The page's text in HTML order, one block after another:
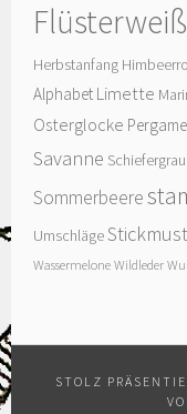
Flüsterweiß
Herbstanfang
Alphabet Limette
Osterglocke
Savanne Schiefergrau
Sommerbeere
Umschläge
Wassermelone Wildleder
STOLZ